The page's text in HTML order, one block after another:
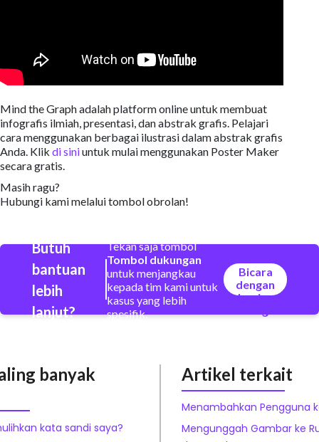
Mind the Graph adalah platform online untuk membuat
infografis ilmiah, presentasi, dan abstrak grafis. Pelajari
cara menggunakan berbagai ilustrasi dalam abstrak grafis
Anda. Klik di siniuntuk mulai menggunakan Poster Maker
secara gratis.
Masih ragu?
Hubungi kami melalui tombol obrolan!
Butuh
bantuan
lebih
lanjut?
Tekan saja tombol
Tombol dukungan
untuk menjangkau
kepada tim kami untuk
kasus yang lebih
spesifik.
Bicara
dengan
bagian
banyak
kata sandi saya?
Artikel terkait
Menambahkan Pengguna
Mengunggah Gambar ke